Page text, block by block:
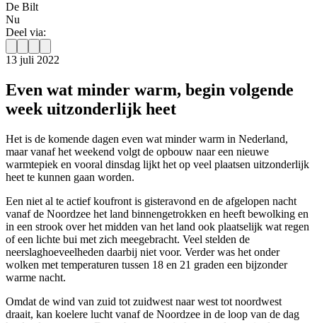
De Bilt
Nu
Deel via:
13 juli 2022
Even wat minder warm, begin volgende
week uitzonderlijk heet
Het is de komende dagen even wat minder warm in Nederland,
maar vanaf het weekend volgt de opbouw naar een nieuwe
warmtepiek en vooral dinsdag lijkt het op veel plaatsen uitzonderlijk
heet te kunnen gaan worden.
Een niet al te actief koufront is gisteravond en de afgelopen nacht
vanaf de Noordzee het land binnengetrokken en heeft bewolking en
in een strook over het midden van het land ook plaatselijk wat regen
of een lichte bui met zich meegebracht. Veel stelden de
neerslaghoeveelheden daarbij niet voor. Verder was het onder
wolken met temperaturen tussen 18 en 21 graden een bijzonder
warme nacht.
Omdat de wind van zuid tot zuidwest naar west tot noordwest
draait, kan koelere lucht vanaf de Noordzee in de loop van de dag